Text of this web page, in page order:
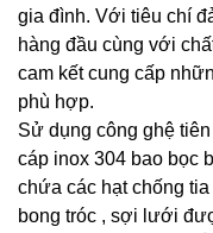
gia đình. Với tiêu chí
hàng đầu cùng với
cam kết cung cấp
phù hợp.
Sử dụng công ghệ
cáp inox 304 bao bọc
chứa các hạt chống
bong tróc , sợi lưới